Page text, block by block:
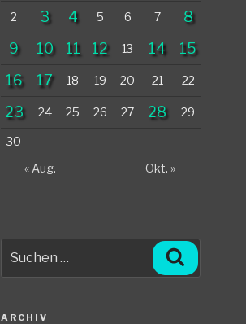
2 3 4 5 6 7
8
9
10 11 12 13 14
15
16
17 18 19 20 21 22
23 24 25 26 27 28 29
30
« Aug.
Okt. »
nach:
Suchen
ARCHIV